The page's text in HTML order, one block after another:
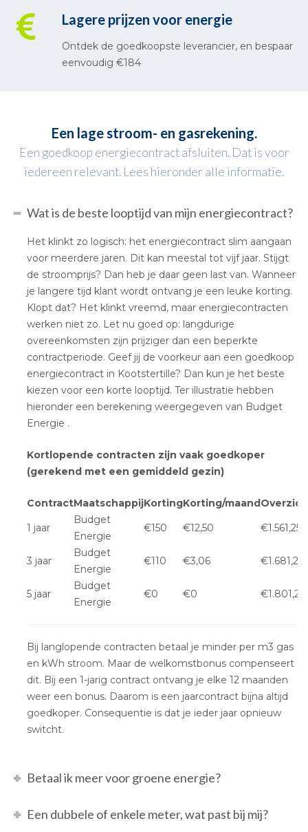
Lagere prijzen voor energie
Ontdek de goedkoopste leverancier, en bespaar
eenvoudig €184
Een lage stroom- en gasrekening.
Een goedkoop energiecontract afsluiten. Dat is voor
iedereen relevant. Lees hieronder alle informatie.
Wat is de beste looptijd van mijn energiecontract?
Het klinkt zo logisch: het energiecontract slim aangaan
voor meerdere jaren. Dit kan meestal tot vijf jaar. Stijgt
de stroomprijs? Dan heb je daar geen last van. Wanneer
je langere tijd klant wordt ontvang je een leuke korting.
Klopt dat? Het klinkt vreemd, maar energiecontracten
werken niet zo. Let nu goed op: langdurige
overeenkomsten zijn prijziger dan een beperkte
contractperiode. Geef jij de voorkeur aan een goedkoop
energiecontract in Kootstertille? Dan kun je het beste
kiezen voor een korte looptijd. Ter illustratie hebben
hieronder een berekening weergegeven van Budget
Energie .
Kortlopende contracten zijn vaak goedkoper
(gerekend met een gemiddeld gezin)
ContractMaatschappijKortingKorting/maand
1 jaar
Budget
Energie
€150 €12,50 €1.561,25
3 jaar
Budget
Energie
€110 €3,06 €1.681,25
5 jaar
Budget
Energie
€0 €0 €1.801,25
Bij langlopende contracten betaal je minder per m3 gas
en kWh stroom. Maar de welkomstbonus compenseert
dit. Bij een 1-jarig contract ontvang je elke 12 maanden
weer een bonus. Daarom is een jaarcontract bijna altijd
goedkoper. Consequentie is dat je ieder jaar opnieuw
switcht.
Betaal ik meer voor groene energie?
Een dubbele of enkele meter, wat past bij mij?